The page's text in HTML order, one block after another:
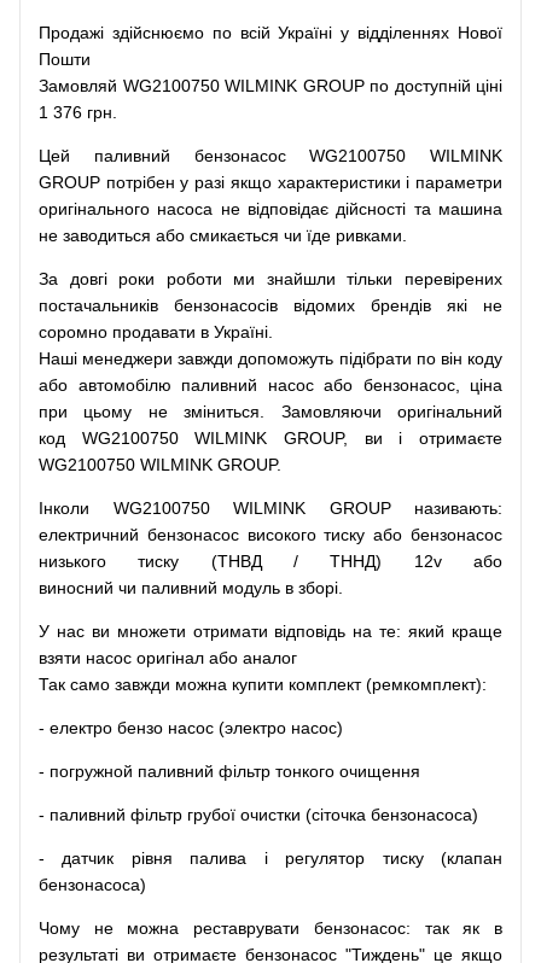
Продажі здійснюємо по всій Україні у відділеннях Нової
Пошти
Замовляй WG2100750 WILMINK GROUP по доступній ціні
1 376 грн.
Цей паливний бензонасосWG2100750 WILMINK
GROUP потрібен у разі якщо характеристики і параметри
оригінального насоса не відповідає дійсності та машина
не заводиться або смикається чи їде ривками
За довгі роки роботи ми знайшли тільки
перевірених
постачальників
бензонасосів відомих брендів які
не
соромно продавати в Україні.
Наші менеджери завжди допоможуть підібрати по він коду
або автомобілю паливний насос або бензонасос,
ціна
при
цьому не зміниться Замовляючи
оригінальний
код WG2100750 WILMINK GROUP, ви і отримаєте
WG2100750 WILMINK GROUP.
Інколи WG2100750 WILMINK GROUP називають:
електричний бензонасос високого тиску або бензонасос
низького
тиску (ТНВД / ТННД) 12v
або
виносний чи паливний модуль в зборі
У нас ви множети отримати відповідь на те: який краще
взяти насос оригінал або аналог
Так само завжди можна купити комплект (ремкомплект):
- електро бензо насос (электро насос)
- погружной паливний фільтр тонкого очищення
- паливний фільтр грубої очистки (сіточка бензонасоса)
- датчик рівня палива і регулятор тиску (клапан
бензонасоса)
Чому не можна реставрувати бензонасос: так як
в
результаті ви отримаєте бензонасос "Тиждень" це якщо